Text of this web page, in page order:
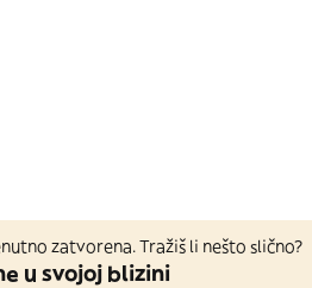
zatvorena. Tražiš li nešto slično?
u svojoj blizini